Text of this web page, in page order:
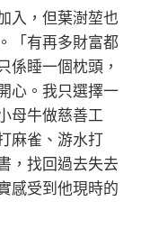
入，但葉澍堃也
「有再多財富都
係睡一個枕頭，
心。我只選擇一
母牛做慈善工
麻雀、游水打
，找回過去失去
感受到他現時的